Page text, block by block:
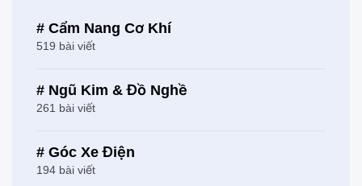
# Cẩm Nang Cơ Khí
519 bài viết
# Ngũ Kim & Đồ Nghề
261 bài viết
# Góc Xe Điện
194 bài viết